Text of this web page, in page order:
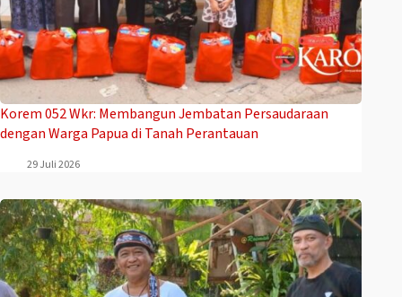
Korem 052 Wkr: Membangun Jembatan Persaudaraan
dengan Warga Papua di Tanah Perantauan
29 Juli 2026